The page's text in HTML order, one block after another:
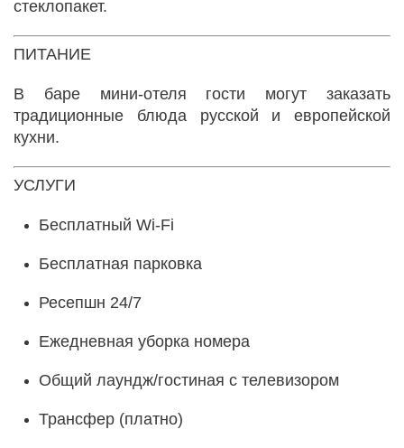
стеклопакет.
ПИТАНИЕ
В баре мини-отеля гости могут заказать
традиционные блюда русской и европейской
кухни.
УСЛУГИ
Бесплатный Wi-Fi
Бесплатная парковка
Ресепшн 24/7
Ежедневная уборка номера
Общий лаундж/гостиная с телевизором
Трансфер (платно)